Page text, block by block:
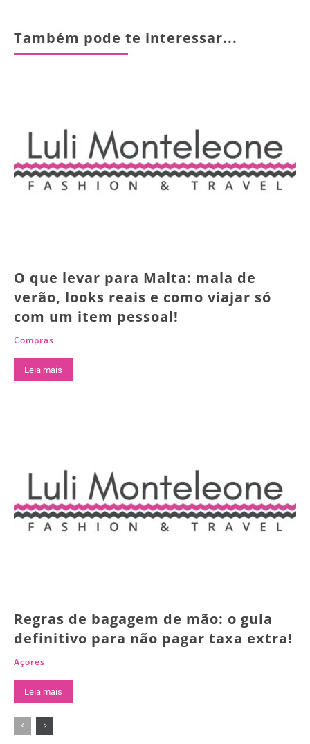
Também pode te interessar...
O que levar para Malta: mala de
verão, looks reais e como viajar só
com um item pessoal!
Compras
Leia mais
Regras de bagagem de mão: o guia
definitivo para não pagar taxa extra!
Açores
Leia mais